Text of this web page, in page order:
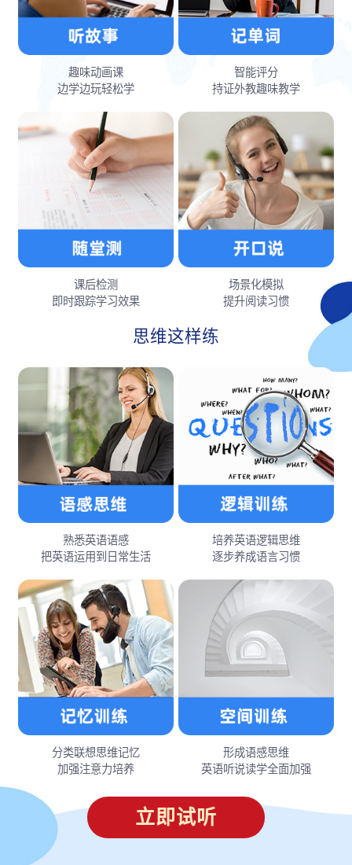
趣味动画课
边学边玩轻松学
智能评分
持证外教趣味教学
课后检测
即时跟踪学习效果
场景化模拟
提升阅读习惯
思维这样练
熟悉英语语感
把英语运用到日常生活
培养英语逻辑思维
逐步养成语言习惯
分类联想思维记忆
加强注意力培养
形成语感思维
英语听说读学全面加强
立即试听